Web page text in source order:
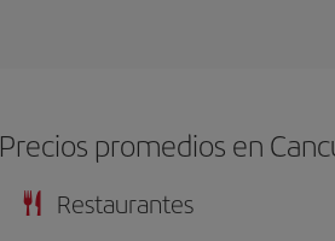
Precios promedios en
Restaurantes